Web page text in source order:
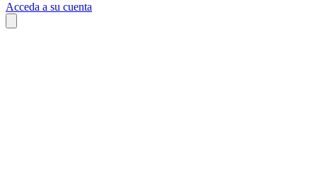
Acceda a su cuenta